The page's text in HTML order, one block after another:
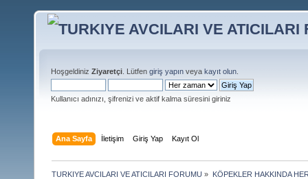
Hoşgeldiniz Ziyaretçi . Lütfen giriş yapın veya kayıt olun
Kullanıcı adınızı, şifrenizi ve aktif kalma süresini giriniz
Ana Sayfa İletişim Giriş Yap Kayıt Ol
TURKIYE AVCILARI VE ATICILARI FORUMU » KÖPEKLER HAKKINDA